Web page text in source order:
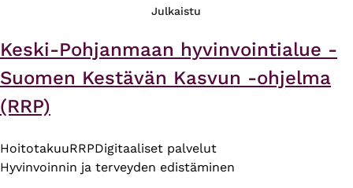
Julkaistu
Keski-Pohjanmaan hyvinvointialue -
Suomen Kestävän Kasvun -ohjelma
(RRP)
HoitotakuuRRPDigitaaliset palvelut
Hyvinvoinnin ja terveyden edistäminen